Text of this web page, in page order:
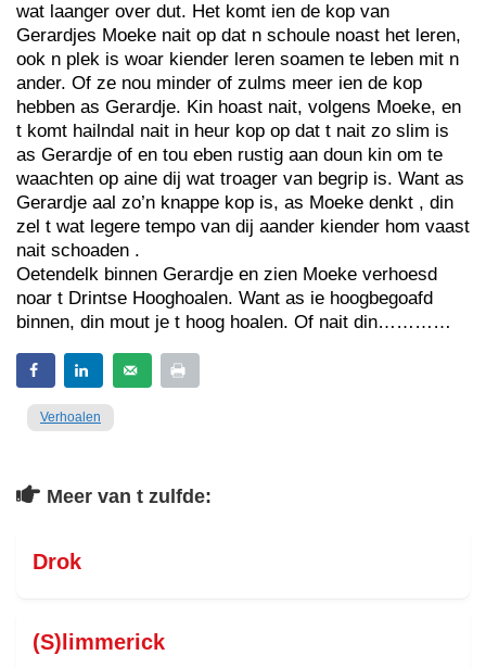
wat laanger over dut. Het komt ien de kop van
Gerardjes Moeke nait op dat n schoule noast het leren,
ook n plek is woar kiender leren soamen te leben mit n
ander. Of ze nou minder of zulms meer ien de kop
hebben as Gerardje. Kin hoast nait, volgens Moeke, en
t komt hailndal nait in heur kop op dat t nait zo slim is
as Gerardje of en tou eben rustig aan doun kin om te
waachten op aine dij wat troager van begrip is. Want as
Gerardje aal zo’n knappe kop is, as Moeke denkt , din
zel t wat legere tempo van dij aander kiender hom vaast
nait schoaden .
Oetendelk binnen Gerardje en zien Moeke verhoesd
noar t Drintse Hooghoalen. Want as ie hoogbegoafd
binnen, din mout je t hoog hoalen. Of nait din…………
Verhoalen
Meer van t zulfde:
Drok
(S)limmerick